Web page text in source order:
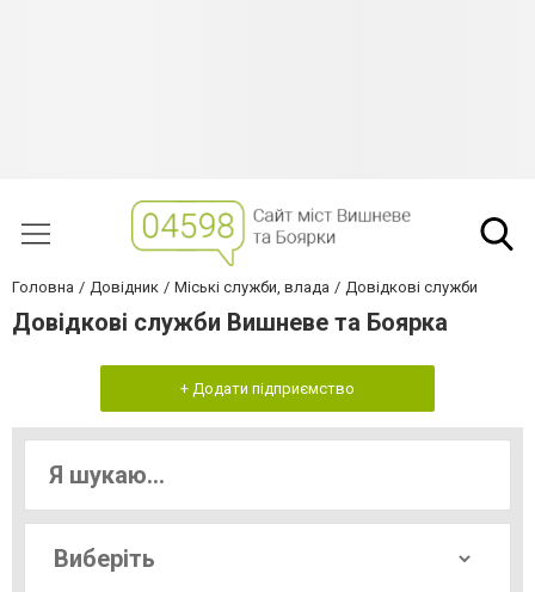
Головна Довідник Міські служби, влада Довідкові служби
Довідкові служби Вишневе та Боярка
+ Додати підприємство